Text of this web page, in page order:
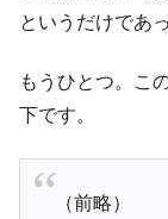
というだけであ
もうひとつ。こ
下です。
（前略）